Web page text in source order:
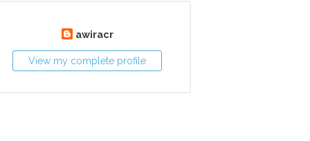
awiracr
View my complete profile